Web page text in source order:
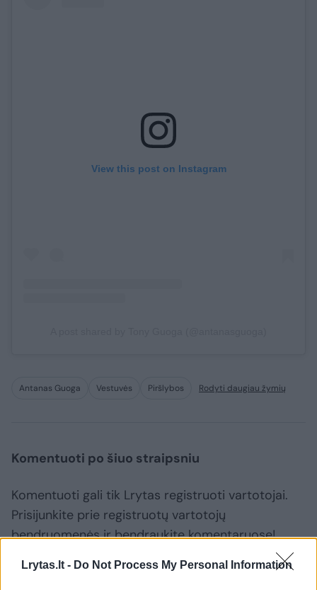
Lrytas.lt - Do Not Process My Personal Information
View this post on Instagram
Antanas Guoga Vestuvės Piršlybos Rodyti daugiau žymių
Komentuoti po šiuo straipsniu
Komentuoti gali tik Lrytas registruoti vartotojai.
Prisijunkite prie registruotų vartotojų
bendruomenės ir bendraukite komentaruose!